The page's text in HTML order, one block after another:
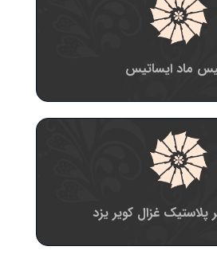
ماد ایساتیس
غزال کویر یزد